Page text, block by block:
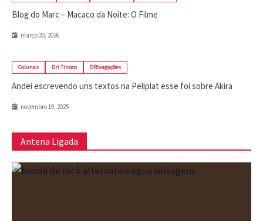
Blog do Marc – Macaco da Noite: O Filme
março 20, 2026
Colunas Dri Tinoco DRIvagações
Andei escrevendo uns textos na Peliplat esse foi sobre Akira
novembro 19, 2025
Antena Ligada